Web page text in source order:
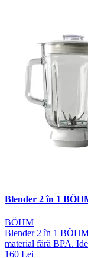
Blender 2 în 1
BÖHM
Blender 2 în 1
material fără BPA.
160 Lei